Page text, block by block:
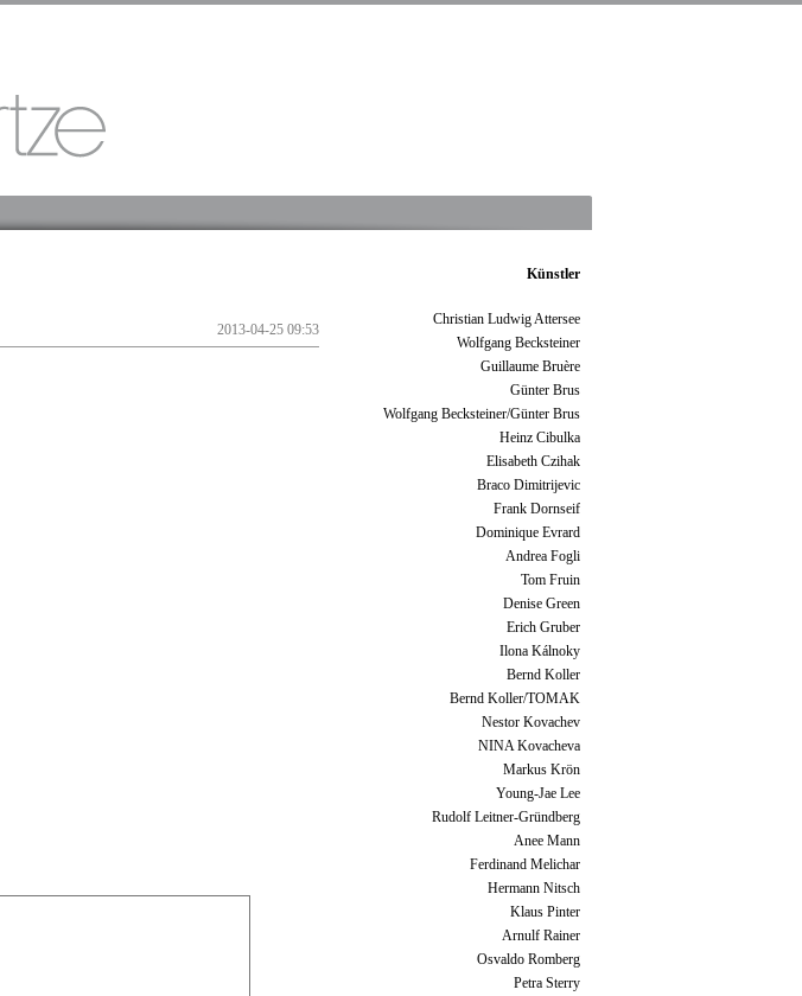
Künstler
Christian Ludwig Attersee
Wolfgang Becksteiner
Guillaume Bruère
Günter Brus
Wolfgang Becksteiner/Günter Brus
Heinz Cibulka
Elisabeth Czihak
Braco Dimitrijevic
Frank Dornseif
Dominique Evrard
Andrea Fogli
Tom Fruin
Denise Green
Erich Gruber
Ilona Kálnoky
Bernd Koller
Bernd Koller/TOMAK
Nestor Kovachev
NINA Kovacheva
Markus Krön
Young-Jae Lee
Rudolf Leitner-Gründberg
Anee Mann
Ferdinand Melichar
Hermann Nitsch
Klaus Pinter
Arnulf Rainer
Osvaldo Romberg
Petra Sterry
2013-04-25 09:53